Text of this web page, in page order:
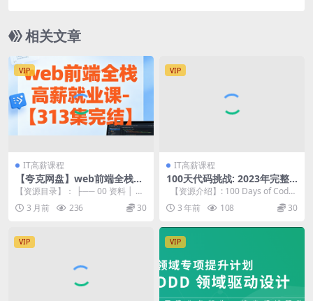
相关文章
VIP
IT高薪课程
【夸克网盘】web前端全栈高
薪就业课- 大神coderwhy出
品【313集完结】
【资源目录】： ├── 00 资料 │ ├
── 01_阶段一-HTML+CSS ...
3 月前 236 30
VIP
IT高薪课程
100天代码挑战: 2023年完整
的Python专业开发者训练营
【资源介绍】: 100 Days of Code:
The Com...
3 年前 108 30
VIP VIP